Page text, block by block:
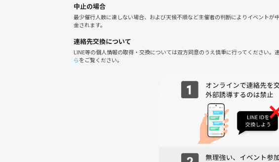
中止の場合
最少催行人数に達しない場合、および天候不順など主催者の判断によりイベントが
金されます。
連絡先交換について
LINE等の個人情報の取得・交換については双方同意のうえ慎重に行ってください
らをご覧ください。